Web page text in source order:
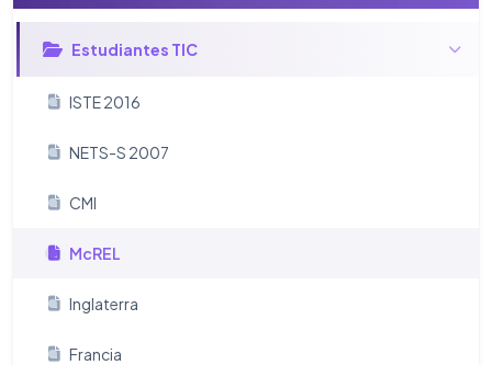
Estudiantes TIC
ISTE 2016
NETS-S 2007
CMI
McREL
Inglaterra
Francia